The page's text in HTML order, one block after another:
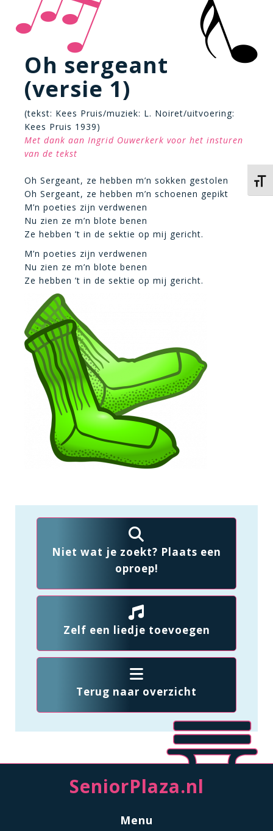
Oh sergeant
(versie 1)
(tekst: Kees Pruis/muziek: L. Noiret/uitvoering:
Kees Pruis 1939)
Met dank aan Ingrid Ouwerkerk voor het insturen
van de tekst
Oh Sergeant, ze hebben m’n sokken gestolen
Oh Sergeant, ze hebben m’n schoenen gepikt
M’n poeties zijn verdwenen
Nu zien ze m’n blote benen
Ze hebben ’t in de sektie op mij gericht.
M’n poeties zijn verdwenen
Nu zien ze m’n blote benen
Ze hebben ’t in de sektie op mij gericht.
Niet wat je zoekt? Plaats een
oproep!
Zelf een liedje toevoegen
Terug naar overzicht
SeniorPlaza.nl
Menu